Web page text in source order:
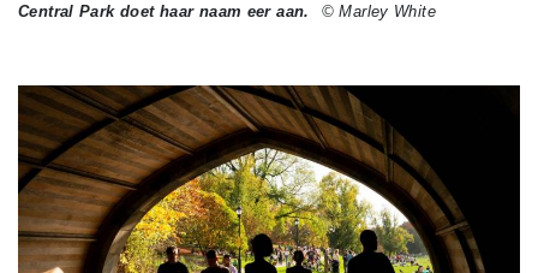
Central Park doet haar naam eer aan. © Marley White